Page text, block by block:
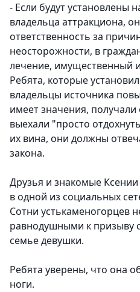
- Если будут установлены
владельца аттракциона,
ответственность за
неосторожности, в
лечение, имущественный
Ребята, которые
владельцы источника
имеет значения,
выехали "просто
их вина, они должны
закона.
Друзья и знакомые
в одной из социальных
Сотни устькаменогорцев
равнодушными к призыву
семье девушки.
Ребята уверены, что она
ноги.